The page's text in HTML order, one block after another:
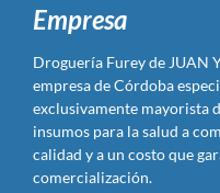
Empresa
Droguería Furey de JUAN
empresa de Córdoba
exclusivamente mayorista
insumos para la salud a
calidad y a un costo que
comercialización.